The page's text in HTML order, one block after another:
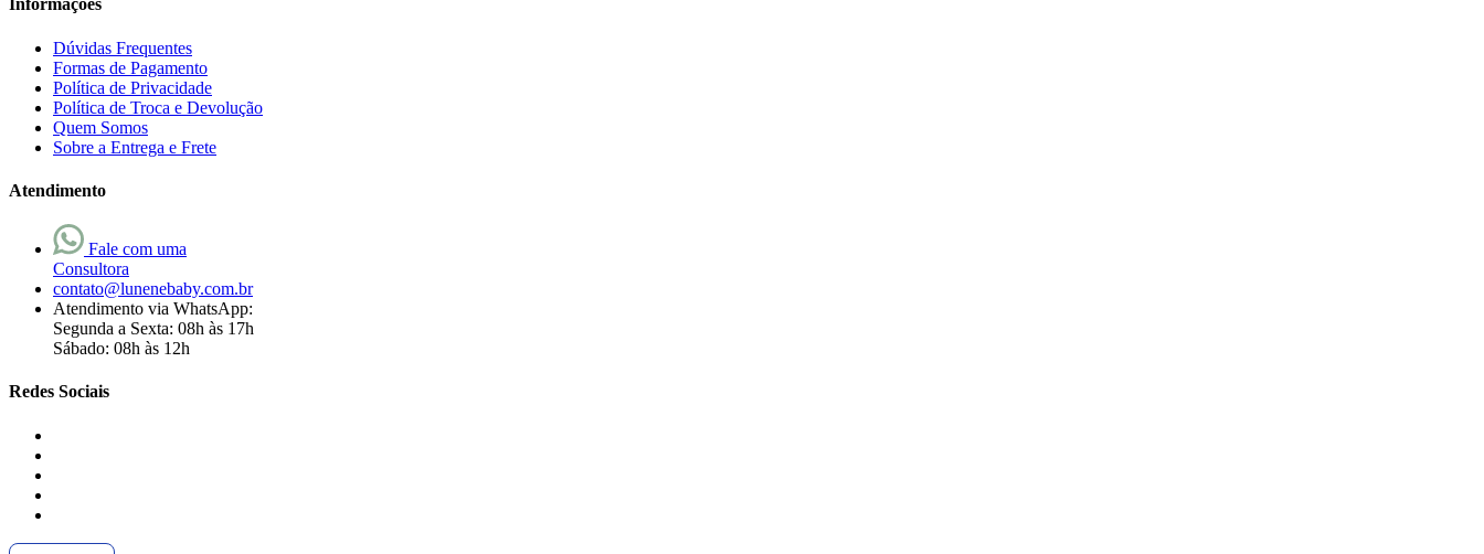
Informações
Dúvidas Frequentes
Formas de Pagamento
Política de Privacidade
Política de Troca e Devolução
Quem Somos
Sobre a Entrega e Frete
Atendimento
Fale com uma
Consultora
contato@lunenebaby.com.br
Atendimento via WhatsApp:
Segunda a Sexta: 08h às 17h
Sábado: 08h às 12h
Redes Sociais